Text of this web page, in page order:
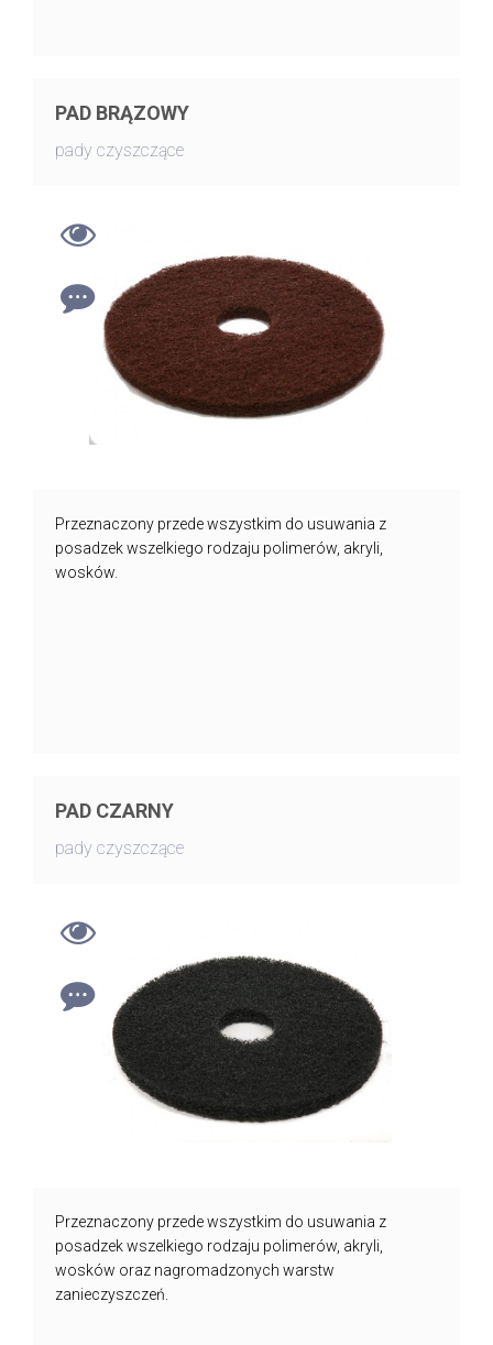
PAD BRĄZOWY
pady czyszczące
Przeznaczony przede wszystkim do usuwania z
posadzek wszelkiego rodzaju polimerów, akryli,
wosków.
PAD CZARNY
pady czyszczące
Przeznaczony przede wszystkim do usuwania z
posadzek wszelkiego rodzaju polimerów, akryli,
wosków oraz nagromadzonych warstw
zanieczyszczeń.